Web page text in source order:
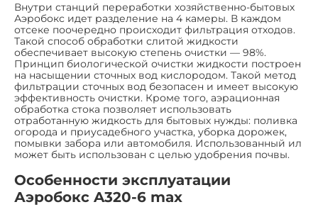
Внутри станций переработки хозяйственно-бытовых
Аэробокс идет разделение на 4 камеры. В каждом
отсеке поочередно происходит фильтрация отходов.
Такой способ обработки слитой жидкости
обеспечивает высокую степень очистки — 98%.
Принцип биологической очистки жидкости построен
на насыщении сточных вод кислородом. Такой метод
фильтрации сточных вод безопасен и имеет высокую
эффективность очистки. Кроме того, аэрационная
обработка стока позволяет использовать
отработанную жидкость для бытовых нужды: поливка
огорода и приусадебного участка, уборка дорожек,
помывки забора или автомобиля. Использованный ил
может быть использован с целью удобрения почвы.
Особенности эксплуатации
Аэробокс A320-6 max